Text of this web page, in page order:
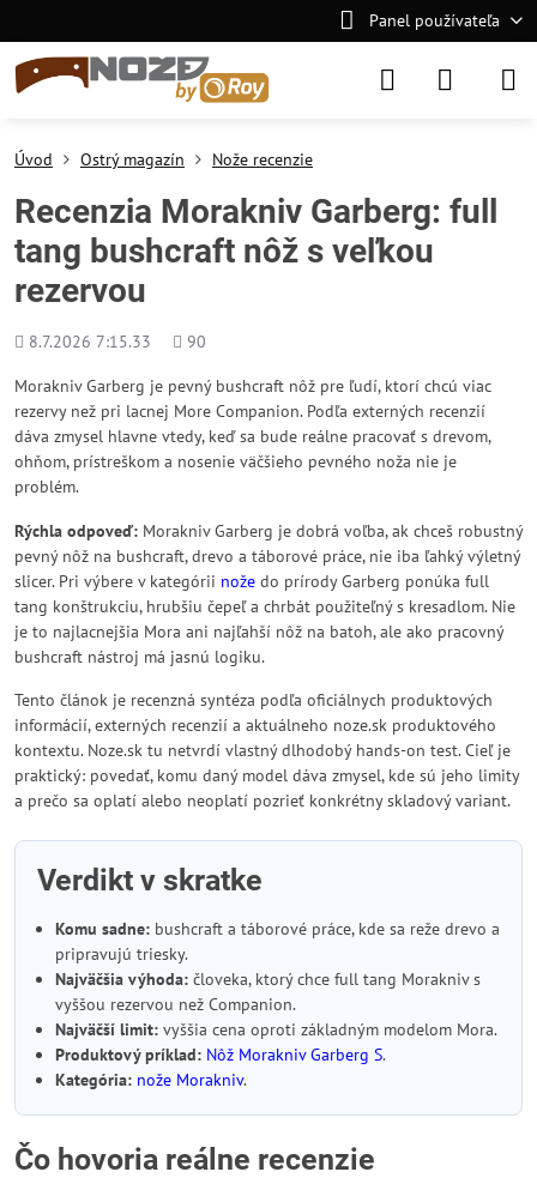
Panel používateľa
Úvod Ostrý magazín Nože recenzie
Recenzia Morakniv Garberg: full
tang bushcraft nôž s veľkou
rezervou
Pridané
8.7.2026 7:15.33
Počet
90
Morakniv Garberg je pevný bushcraft nôž pre ľudí, ktorí chcú viac
rezervy než pri lacnej More Companion. Podľa externých recenzií
dáva zmysel hlavne vtedy, keď sa bude reálne pracovať s drevom,
ohňom, prístreškom a nosenie väčšieho pevného noža nie je
problém.
Rýchla odpoveď: Morakniv Garberg je dobrá voľba, ak chceš robustný
pevný nôž na bushcraft, drevo a táborové práce, nie iba ľahký výletný
slicer. Pri výbere v kategórii nože do prírody Garberg ponúka full
tang konštrukciu, hrubšiu čepeľ a chrbát použiteľný s kresadlom. Nie
je to najlacnejšia Mora ani najľahší nôž na batoh, ale ako pracovný
bushcraft nástroj má jasnú logiku.
Tento článok je recenzná syntéza podľa oficiálnych produktových
informácií, externých recenzií a aktuálneho noze.sk produktového
kontextu. Noze.sk tu netvrdí vlastný dlhodobý hands-on test. Cieľ je
praktický: povedať, komu daný model dáva zmysel, kde sú jeho limity
a prečo sa oplatí alebo neoplatí pozrieť konkrétny skladový variant.
Verdikt v skratke
Komu sadne: bushcraft a táborové práce, kde sa reže drevo a
pripravujú triesky.
Najväčšia výhoda: človeka, ktorý chce full tang Morakniv s
vyššou rezervou než Companion.
Najväčší limit: vyššia cena oproti základným modelom Mora.
Produktový príklad: Nôž Morakniv Garberg S.
Kategória: nože Morakniv.
Čo hovoria reálne recenzie